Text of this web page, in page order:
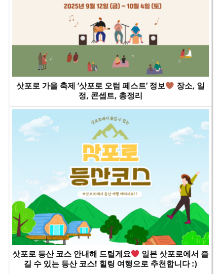
삿포로 가을 축제 ‘삿포로 오텀 페스트’ 정보
장소, 일
정, 콘셉트, 총정리
삿포로 등산 코스 안내해 드릴게요
일본 삿포로에서 즐
길 수 있는 등산 코스! 힐링 여행으로 추천합니다 :)